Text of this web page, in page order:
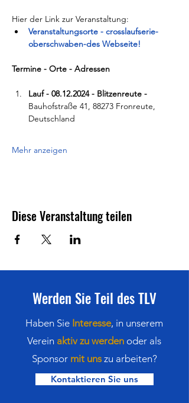
Hier der Link zur Veranstaltung:
Veranstaltungsorte - crosslaufserie-
oberschwaben-des Webseite!
Termine - Orte - Adressen
Lauf - 08.12.2024 - Blitzenreute -
Bauhofstraße 41, 88273 Fronreute,
Deutschland
Mehr anzeigen
Diese Veranstaltung teilen
Werden Sie Teil des TLV
Haben Sie Interesse, in unserem
Verein aktiv zu werden oder als
Sponsor mit unszu arbeiten?
Kontaktieren Sie uns